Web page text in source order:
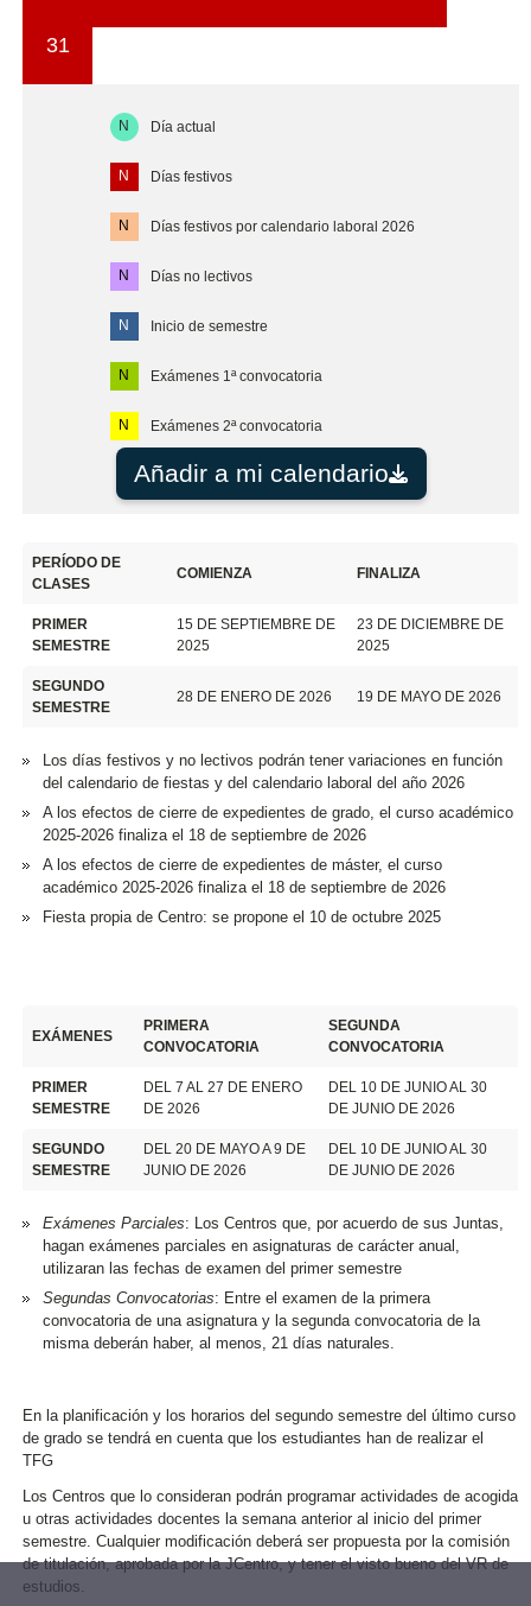
31
N Día actual
N Días festivos
N Días festivos por calendario laboral 2026
N Días no lectivos
N Inicio de semestre
N Exámenes 1ª convocatoria
N Exámenes 2ª convocatoria
Añadir a mi calendario
PERÍODO DE
CLASES
COMIENZA FINALIZA
PRIMER
SEMESTRE
15 DE SEPTIEMBRE DE
2025
23 DE DICIEMBRE DE
2025
SEGUNDO
SEMESTRE
28 DE ENERO DE 2026 19 DE MAYO DE 2026
Los días festivos y no lectivos podrán tener variaciones en función
del calendario de fiestas y del calendario laboral del año 2026
A los efectos de cierre de expedientes de grado, el curso académico
2025-2026 finaliza el 18 de septiembre de 2026
A los efectos de cierre de expedientes de máster, el curso
académico 2025-2026 finaliza el 18 de septiembre de 2026
Fiesta propia de Centro: se propone el 10 de octubre 2025
EXÁMENES
PRIMERA
CONVOCATORIA
SEGUNDA
CONVOCATORIA
PRIMER
SEMESTRE
DEL 7 AL 27 DE ENERO
DE 2026
DEL 10 DE JUNIO AL 30
DE JUNIO DE 2026
SEGUNDO
SEMESTRE
DEL 20 DE MAYO A 9 DE
JUNIO DE 2026
DEL 10 DE JUNIO AL 30
DE JUNIO DE 2026
Exámenes Parciales: Los Centros que, por acuerdo de sus Juntas,
hagan exámenes parciales en asignaturas de carácter anual,
utilizaran las fechas de examen del primer semestre
Segundas Convocatorias: Entre el examen de la primera
convocatoria de una asignatura y la segunda convocatoria de la
misma deberán haber, al menos, 21 días naturales.
En la planificación y los horarios del segundo semestre del último curso
de grado se tendrá en cuenta que los estudiantes han de realizar el
TFG
Los Centros que lo consideran podrán programar actividades de acogida
u otras actividades docentes la semana anterior al inicio del primer
semestre. Cualquier modificación deberá ser propuesta por la comisión
de titulación, aprobada por la JCentro, y tener el visto bueno del VR de
estudios.